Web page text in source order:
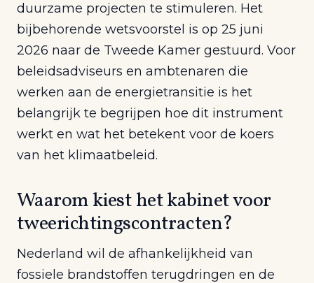
duurzame projecten te stimuleren. Het
bijbehorende wetsvoorstel is op 25 juni
2026 naar de Tweede Kamer gestuurd. Voor
beleidsadviseurs en ambtenaren die
werken aan de energietransitie is het
belangrijk te begrijpen hoe dit instrument
werkt en wat het betekent voor de koers
van het klimaatbeleid.
Waarom kiest het kabinet voor
tweerichtingscontracten?
Nederland wil de afhankelijkheid van
fossiele brandstoffen terugdringen en de